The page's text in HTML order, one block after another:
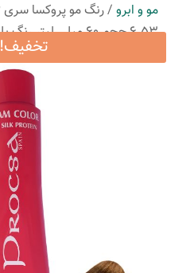
مو و ابرو
6.53 حجم 60 میلی لیتر رنگ بلوند شکلاتی تیره
تخفیف!